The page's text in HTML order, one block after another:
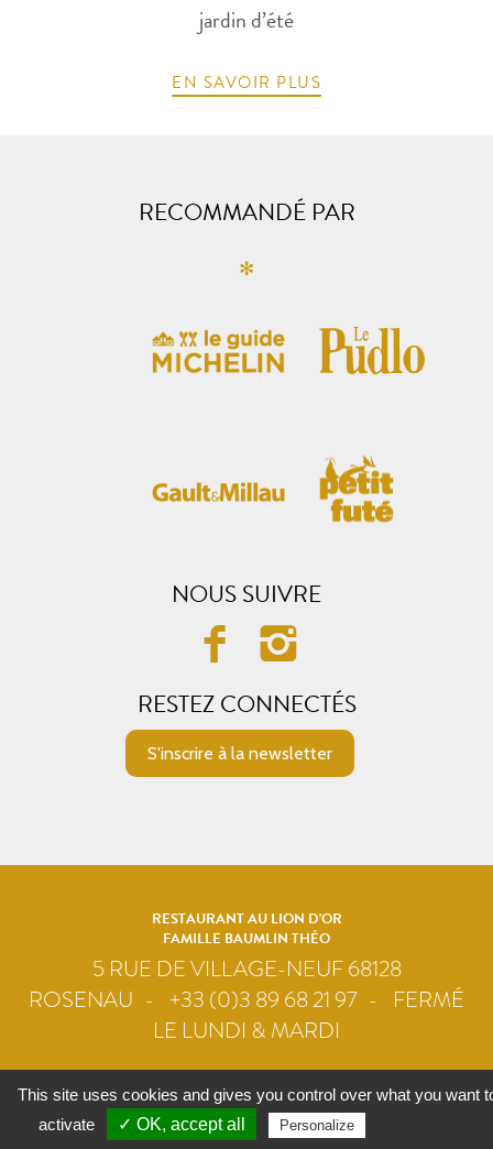
jardin d’été
EN SAVOIR PLUS
RECOMMANDÉ PAR
✻
NOUS SUIVRE
RESTEZ CONNECTÉS
S'inscrire à la newsletter
RESTAURANT AU LION D'OR
FAMILLE BAUMLIN THÉO
5 RUE DE VILLAGE-NEUF 68128
ROSENAU
+33 (0)3 89 68 21 97
FERMÉ
LE LUNDI & MARDI
Gestion des cookies
This site uses cookies and gives you control over what you want
activate
✓ OK, accept all Personalize